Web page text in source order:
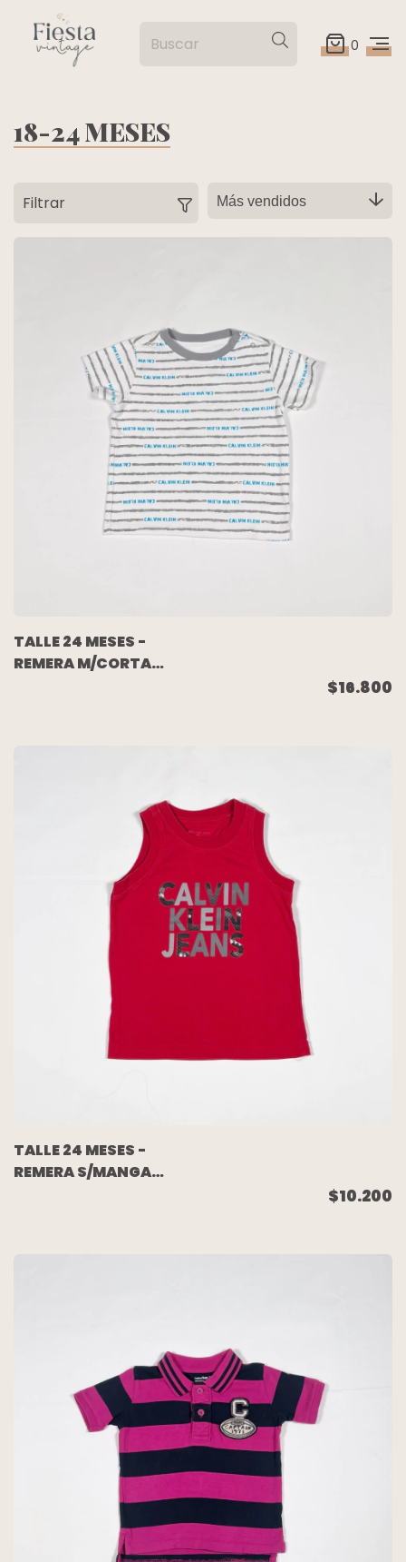
0
18-24 MESES
Filtrar
TALLE 24 MESES -
REMERA M/CORTA
$16.800
TALLE 24 MESES -
REMERA S/MANGA
$10.200